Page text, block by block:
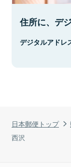
日本郵便トップ
西沢
住所に、デ
デジタルアドレ